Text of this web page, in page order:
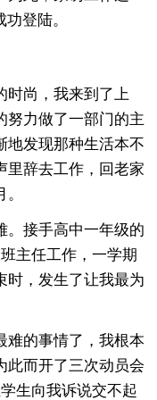
登陆。
时尚，我来到了上
努力做了一部门的主
地发现那种生活本不
里辞去工作，回老家
。接手高中一年级的
主任工作，一学期
时，发生了让我最为
难的事情了，我根本
此而开了三次动员会
生向我诉说交不起